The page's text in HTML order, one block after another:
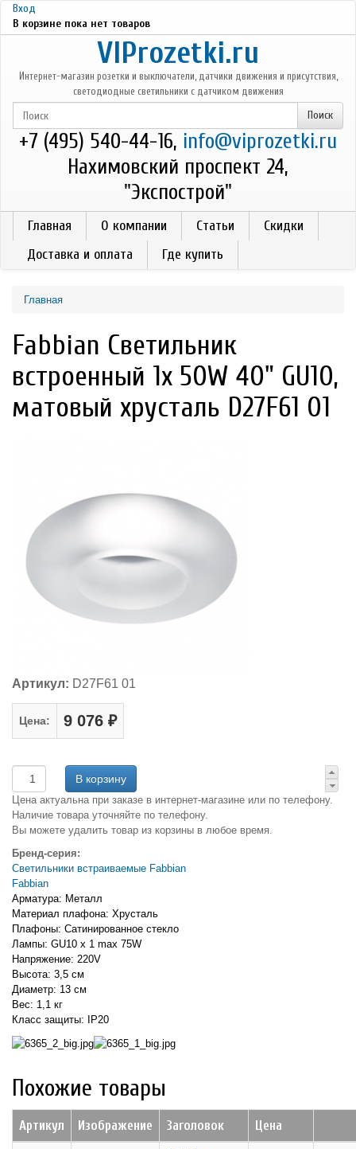
Перейти к основному содержанию
Вход
В корзине пока нет товаров
VIProzetki.ru
Интернет-магазин розетки и выключатели, датчики движения и присутствия,
светодиодные светильники с датчиком движения
+7 (495) 540-44-16, info@viprozetki.ru
Нахимовский проспект 24,
"Экспострой"
Главная О компании Статьи
Скидки
Доставка и оплата
Где купить
Главная
Fabbian Светильник
встроенный 1х 50W 40" GU10,
матовый хрусталь D27F61 01
Артикул: D27F61 01
Цена: 9 076 ₽
Цена актуальна при заказе в интернет-магазине или по телефону.
Наличие товара уточняйте по телефону.
Вы можете удалить товар из корзины в любое время.
Бренд-серия:
Светильники встраиваемые Fabbian
Fabbian
Арматура: Металл
Материал плафона: Хрусталь
Плафоны: Сатинированное стекло
Лампы: GU10 x 1 max 75W
Напряжение: 220V
Высота: 3,5 см
Диаметр: 13 см
Вес: 1,1 кг
Класс защиты: IP20
Похожие товары
Артикул Изображение Заголовок Цена